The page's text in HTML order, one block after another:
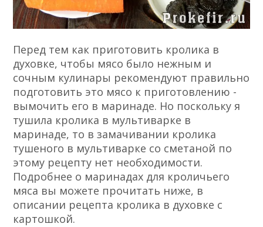
Перед тем как приготовить кролика в
духовке, чтобы мясо было нежным и
сочным кулинары рекомендуют правильно
подготовить это мясо к приготовлению -
вымочить его в маринаде. Но поскольку я
тушила кролика в мультиварке в
маринаде, то в замачивании кролика
тушеного в мультиварке со сметаной по
этому рецепту нет необходимости.
Подробнее о маринадах для кроличьего
мяса вы можете прочитать ниже, в
описании рецепта кролика в духовке с
картошкой.